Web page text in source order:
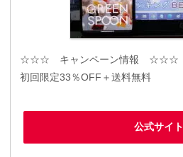
☆☆☆ キャンペーン情報 ☆☆☆
初回限定33％OFF＋送料無料
公式サイト